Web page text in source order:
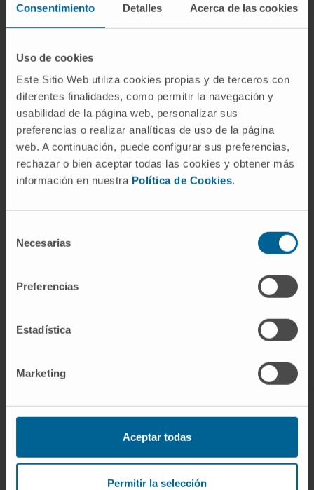
Consentimiento Detalles Acerca de las cookies
Uso de cookies
Este Sitio Web utiliza cookies propias y de terceros con
diferentes finalidades, como permitir la navegación y
usabilidad de la página web, personalizar sus
preferencias o realizar analíticas de uso de la página
web. A continuación, puede configurar sus preferencias,
rechazar o bien aceptar todas las cookies y obtener más
información en nuestra Política de Cookies.
Necesarias
Preferencias
Estadística
Marketing
Aceptar todas
Permitir la selección
Actividad
En investigación
Autor de más de 5 publicaciones científicas.
Ha presentado varias comunicaciones
orales y escritas en congresos relacionados
con su especialidad.
Sociedad Española de Estrabología y
¡Únete a nuestra comunidad!